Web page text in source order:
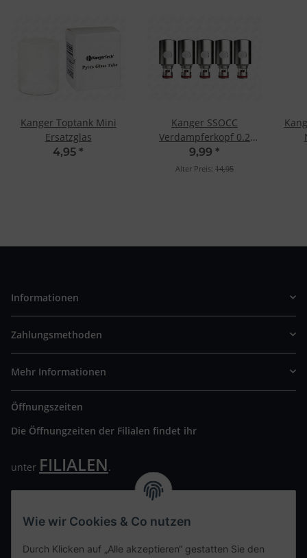
Kanger Toptank Mini
Ersatzglas
4,95 *
Kanger SSOCC
Verdampferkopf 0.2
Ohm SS (5 Stk.)
9,99 *
Alter Preis: 14,95
Informationen
Zahlungsmethoden
Mehr Informationen
Öffnungszeiten
Die Öffnungzeiten der Filialen findet ihr
unter FILIALEN.
Wir freuen uns auf Euren Besuch. Bitte beachtet die
Wie wir Cookies & Co nutzen
Durch Klicken auf „Alle akzeptieren“ gestatten Sie den